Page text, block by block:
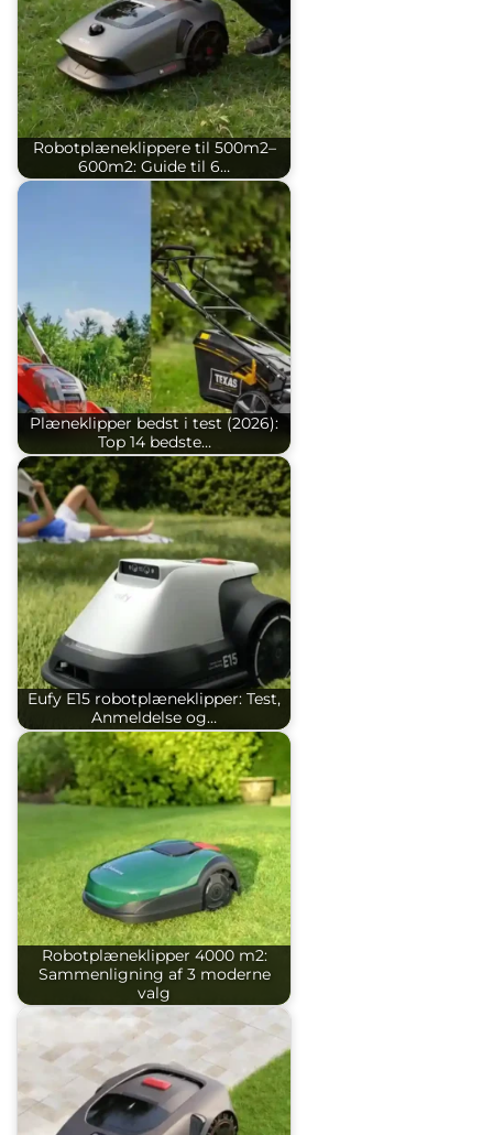
Robotplæneklippere til 500m2–
600m2: Guide til 6…
Plæneklipper bedst i test (2026):
Top 14 bedste…
Eufy E15 robotplæneklipper: Test,
Anmeldelse og…
Robotplæneklipper 4000 m2:
Sammenligning af 3 moderne
valg